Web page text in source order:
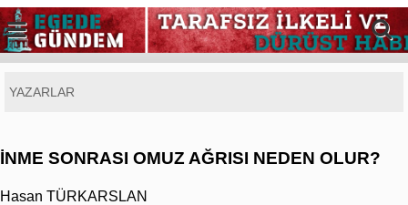
YAZARLAR
İNME SONRASI OMUZ AĞRISI NEDEN OLUR?
Hasan TÜRKARSLAN